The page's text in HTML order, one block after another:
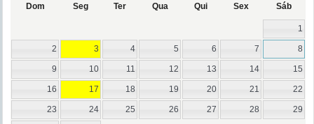
Dom Seg Ter Qua Qui Sex Sáb
1
2 3 4 5 6 7 8
9 10 11 12 13 14 15
16 17 18 19 20 21 22
23 24 25 26 27 28 29